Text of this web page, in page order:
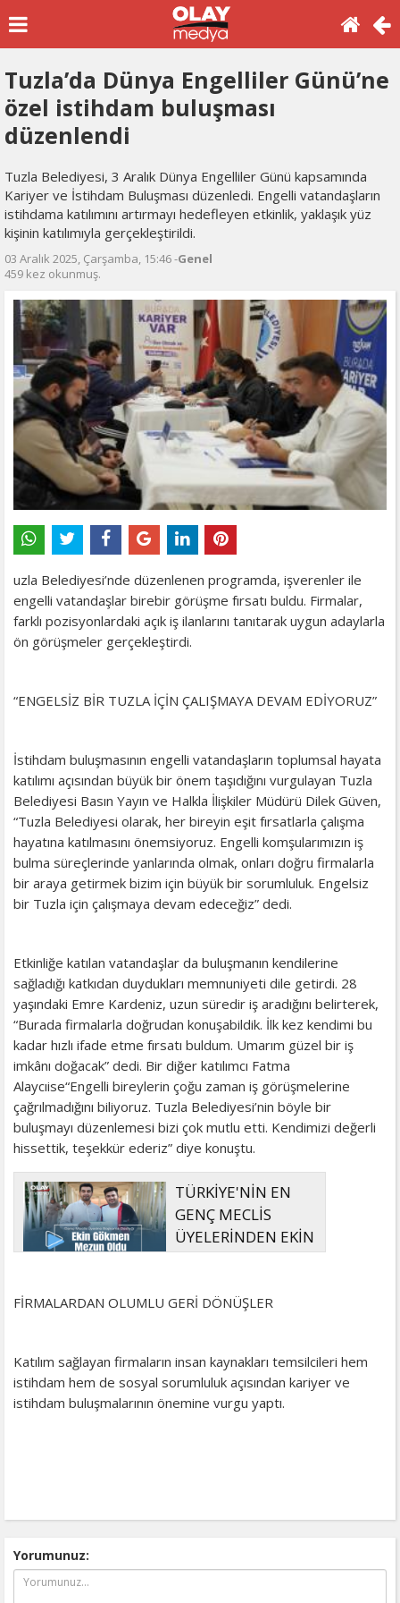
Tuzla’da Dünya Engelliler Günü’ne
özel istihdam buluşması
düzenlendi
Tuzla Belediyesi, 3 Aralık Dünya Engelliler Günü kapsamında
Kariyer ve İstihdam Buluşması düzenledi. Engelli vatandaşların
istihdama katılımını artırmayı hedefleyen etkinlik, yaklaşık yüz
kişinin katılımıyla gerçekleştirildi.
03 Aralık 2025, Çarşamba, 15:46 -Genel
459 kez okunmuş.
uzla Belediyesi’nde düzenlenen programda, işverenler ile
engelli vatandaşlar birebir görüşme fırsatı buldu. Firmalar,
farklı pozisyonlardaki açık iş ilanlarını tanıtarak uygun adaylarla
ön görüşmeler gerçekleştirdi.
“ENGELSİZ BİR TUZLA İÇİN ÇALIŞMAYA DEVAM EDİYORUZ”
İstihdam buluşmasının engelli vatandaşların toplumsal hayata
katılımı açısından büyük bir önem taşıdığını vurgulayan Tuzla
Belediyesi Basın Yayın ve Halkla İlişkiler Müdürü Dilek Güven,
“Tuzla Belediyesi olarak, her bireyin eşit fırsatlarla çalışma
hayatına katılmasını önemsiyoruz. Engelli komşularımızın iş
bulma süreçlerinde yanlarında olmak, onları doğru firmalarla
bir araya getirmek bizim için büyük bir sorumluluk. Engelsiz
bir Tuzla için çalışmaya devam edeceğiz” dedi.
Etkinliğe katılan vatandaşlar da buluşmanın kendilerine
sağladığı katkıdan duydukları memnuniyeti dile getirdi. 28
yaşındaki Emre Kardeniz, uzun süredir iş aradığını belirterek,
“Burada firmalarla doğrudan konuşabildik. İlk kez kendimi bu
kadar hızlı ifade etme fırsatı buldum. Umarım güzel bir iş
imkânı doğacak” dedi. Bir diğer katılımcı Fatma
Alaycıise“Engelli bireylerin çoğu zaman iş görüşmelerine
çağrılmadığını biliyoruz. Tuzla Belediyesi’nin böyle bir
buluşmayı düzenlemesi bizi çok mutlu etti. Kendimizi değerli
hissettik, teşekkür ederiz” diye konuştu.
TÜRKİYE'NİN EN
GENÇ MECLİS
ÜYELERİNDEN EKİN
GÖKMEN MEZUN
FİRMALARDAN OLUMLU GERİ DÖNÜŞLER
Katılım sağlayan firmaların insan kaynakları temsilcileri hem
istihdam hem de sosyal sorumluluk açısından kariyer ve
istihdam buluşmalarının önemine vurgu yaptı.
Yorumunuz: